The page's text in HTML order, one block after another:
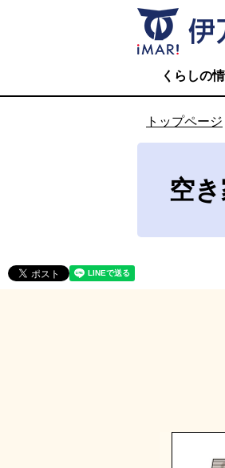
くらしの
トップページ
空